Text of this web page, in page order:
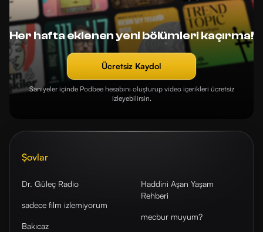
Her hafta eklenen yeni bölümleri kaçırma!
Ücretsiz Kaydol
Saniyeler içinde Podbee hesabını oluşturup video içerikleri ücretsiz
izleyebilirsin.
Şovlar
Dr. Güleç Radio
sadece film izlemiyorum
Bakıcaz
Haddini Aşan Yaşam
Rehberi
mecbur muyum?